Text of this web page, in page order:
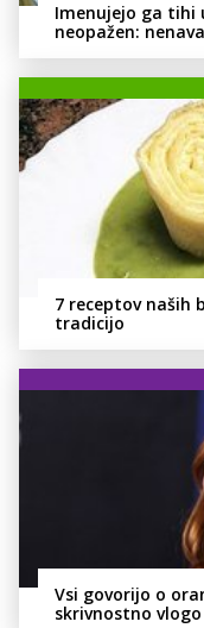
Imenujejo ga tihi
neopažen:
7 receptov naših
tradicijo
Vsi govorijo o
skrivnostno vlogo